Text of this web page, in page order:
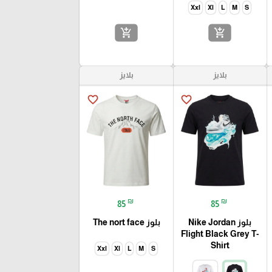
S
M
L
Xl
Xxl
add_shopping_cart
add_shopping_cart
بلايز
favorite_border
85 ₪
بلوز Nike Jordan
Flight Black Grey T-
Shirt
بلايز
favorite_border
85 ₪
بلوز The nort face
S
M
L
Xl
Xxl